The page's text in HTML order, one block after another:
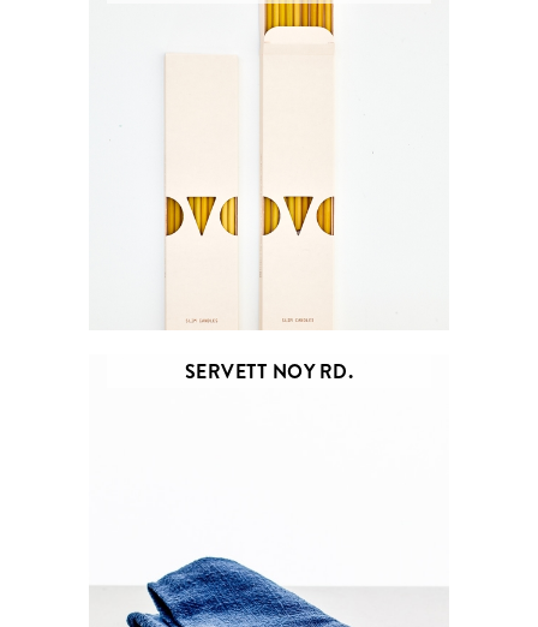
SERVETT NOY RD.